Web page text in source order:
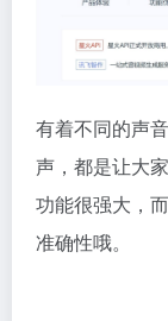
有着不同的声
声，都是让大
功能很强大，
准确性哦。